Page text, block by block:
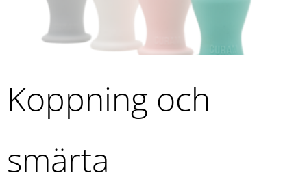
Koppning och
smärta